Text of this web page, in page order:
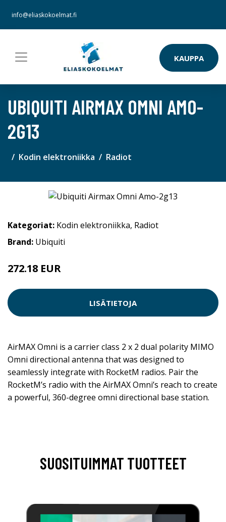
info@eliaskokoelmat.fi
KAUPPA
UBIQUITI AIRMAX OMNI AMO-
2G13
Kodin elektroniikka Radiot
Kategoriat: Kodin elektroniikka, Radiot
Brand: Ubiquiti
272.18 EUR
LISÄTIETOJA
AirMAX Omni is a carrier class 2 x 2 dual polarity MIMO
Omni directional antenna that was designed to
seamlessly integrate with RocketM radios. Pair the
RocketM’s radio with the AirMAX Omni’s reach to create
a powerful, 360-degree omni directional base station.
SUOSITUIMMAT TUOTTEET